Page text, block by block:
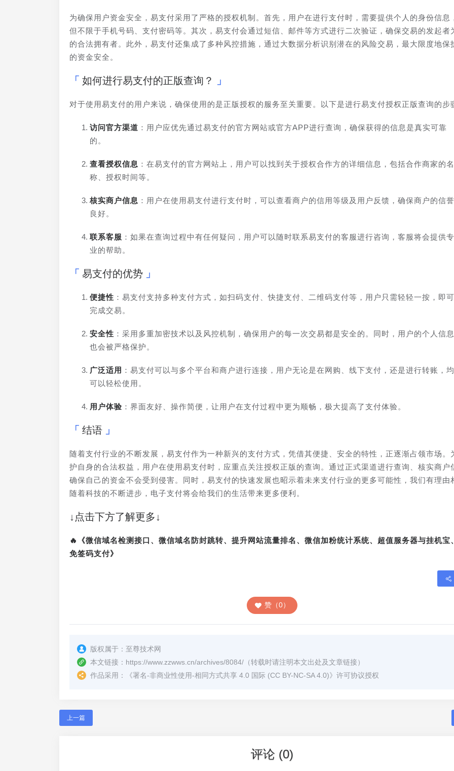
为确保用户资金安全，易支付采用了严格的授权机制。首先，用户在进行支付时，需要提供个人的身份信息
但不限于手机号码、支付密码等。其次，易支付会通过短信、邮件等方式进行二次验证，确保交易的发起者
的合法拥有者。此外，易支付还集成了多种风控措施，通过大数据分析识别潜在的风险交易，最大限度地保
的资金安全。
如何进行易支付的正版查询？
对于使用易支付的用户来说，确保使用的是正版授权的服务至关重要。以下是进行易支付授权正版查询的步
访问官方渠道 ：用户应优先通过易支付的官方网站或官方APP进行查询，确保获得的信息是真实可靠
的。
查看授权信息 ：在易支付的官方网站上，用户可以找到关于授权合作方的详细信息，包括合作商家的名
称、授权时间等。
核实商户信息 ：用户在使用易支付进行支付时，可以查看商户的信用等级及用户反馈，确保商户的信誉
良好。
联系客服 ：如果在查询过程中有任何疑问，用户可以随时联系易支付的客服进行咨询，客服将会提供专
业的帮助。
易支付的优势
便捷性 ：易支付支持多种支付方式，如扫码支付、快捷支付、二维码支付等，用户只需轻轻一按，即可
完成交易。
安全性 ：采用多重加密技术以及风控机制，确保用户的每一次交易都是安全的。同时，用户的个人信息
也会被严格保护。
广泛适用 ：易支付可以与多个平台和商户进行连接，用户无论是在网购、线下支付，还是进行转账，均
可以轻松使用。
用户体验 ：界面友好、操作简便，让用户在支付过程中更为顺畅，极大提高了支付体验。
结语
随着支付行业的不断发展，易支付作为一种新兴的支付方式，凭借其便捷、安全的特性，正逐渐占领市场。
护自身的合法权益，用户在使用易支付时，应重点关注授权正版的查询。通过正式渠道进行查询、核实商户
确保自己的资金不会受到侵害。同时，易支付的快速发展也昭示着未来支付行业的更多可能性，我们有理由
随着科技的不断进步，电子支付将会给我们的生活带来更多便利。
↓点击下方了解更多↓
🔥《微信域名检测接口、微信域名防封跳转、提升网站流量排名、微信加粉统计系统、超值服务器与挂机宝
免签码支付》
赞（0）
版权属于： 至尊技术网
本文链接： https://www.zzwws.cn/archives/8084/ （转载时请注明本文出处及文章链接）
作品采用：
《署名-非商业性使用-相同方式共享 4.0 国际 (CC BY-NC-SA 4.0)》许可协议授权
上一篇
评论 (0)